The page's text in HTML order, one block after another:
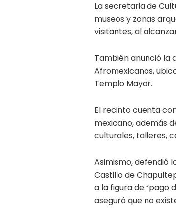
La secretaria de
museos y zonas
visitantes, al
También anunció la
Afromexicanos,
Templo Mayor.
El recinto cuenta
mexicano, además
culturales, talleres,
Asimismo, defendió
Castillo de
a la figura de “pago
aseguró que no